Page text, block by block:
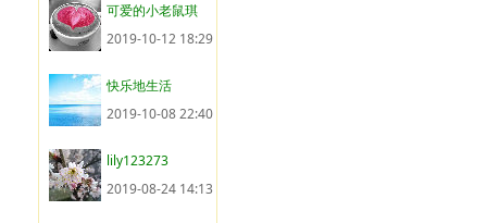
可爱的小老鼠琪
2019-10-12 18:29
快乐地生活
2019-10-08 22:40
lily123273
2019-08-24 14:13